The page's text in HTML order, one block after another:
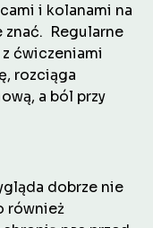
i kolanami na
znać. Regularne
ćwiczeniami
rozciąga
a ból przy
dobrze nie
również